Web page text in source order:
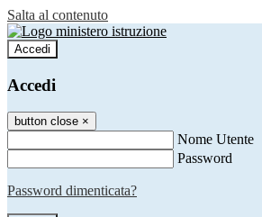
Salta al contenuto
Accedi
Accedi
button close ×
Nome Utente
Password
Password dimenticata?